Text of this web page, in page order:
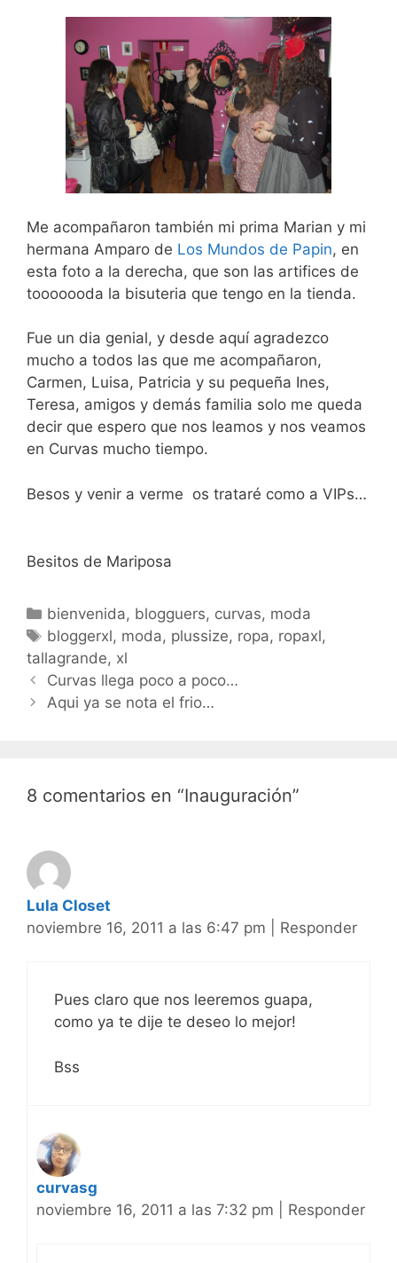
Me acompañaron también mi prima Marian y mi
hermana Amparo de Los Mundos de Papin, en
esta foto a la derecha, que son las artifices de
tooooooda la bisuteria que tengo en la tienda.
Fue un dia genial, y desde aquí agradezco
mucho a todos las que me acompañaron,
Carmen, Luisa, Patricia y su pequeña Ines,
Teresa, amigos y demás familia solo me queda
decir que espero que nos leamos y nos veamos
en Curvas mucho tiempo.
Besos y venir a verme os trataré como a VIPs…
Besitos de Mariposa
Categorías
bienvenida, blogguers, curvas, moda
Etiquetas
bloggerxl, moda, plussize, ropa, ropaxl,
tallagrande, xl
Navegación
de
Curvas llega poco a poco…
Aqui ya se nota el frio…
8 comentarios en “Inauguración”
Lula Closet
noviembre 16, 2011 a las 6:47 pm
Responder
Pues claro que nos leeremos guapa,
como ya te dije te deseo lo mejor!
Bss
curvasg
noviembre 16, 2011 a las 7:32 pm
Responder